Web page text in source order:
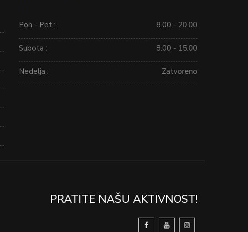
Pon - Pet : 8.00 - 20.00
Subota : 8.00 - 15.00
Nedelja : Zatvoreno
PRATITE NAŠU AKTIVNOST!